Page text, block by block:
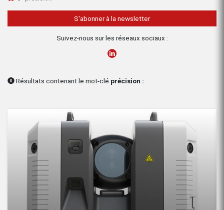
S'abonner à la newsletter
Suivez-nous sur les réseaux sociaux :
Résultats contenant le mot-clé précision :